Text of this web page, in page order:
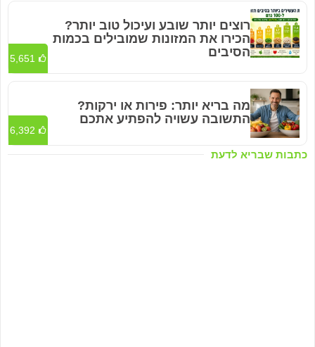
כתבות שבריא לדעת
רוצים יותר שובע ועיכול טוב יותר?
הכירו את המזונות שמובילים בכמות
הסיבים
5,651
מה בריא יותר: פירות או ירקות?
התשובה עשויה להפתיע אתכם
6,392